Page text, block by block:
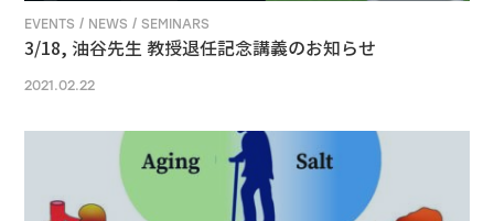
EVENTS / NEWS / SEMINARS
3/18, 油谷先生 教授退任記念講義のお知らせ
2021.02.22